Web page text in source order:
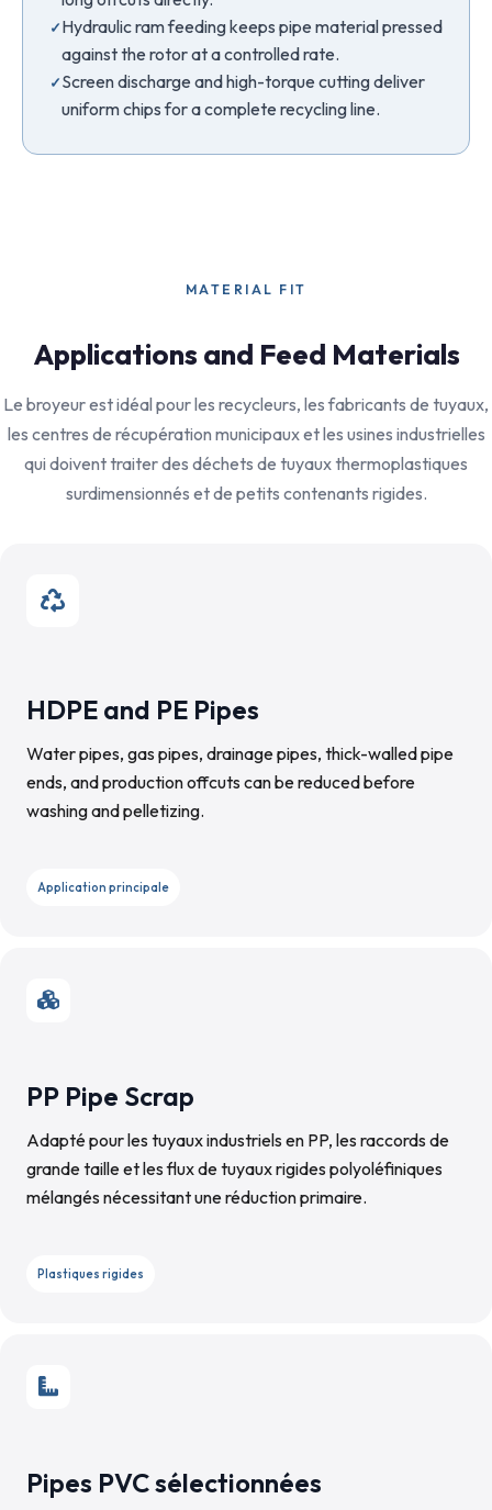
Hydraulic ram feeding keeps pipe material pressed
against the rotor at a controlled rate.
Screen discharge and high-torque cutting deliver
uniform chips for a complete recycling line.
MATERIAL FIT
Applications and Feed Materials
Le broyeur est idéal pour les recycleurs, les fabricants de tuyaux,
les centres de récupération municipaux et les usines industrielles
qui doivent traiter des déchets de tuyaux thermoplastiques
surdimensionnés et de petits contenants rigides.
HDPE and PE Pipes
Water pipes, gas pipes, drainage pipes, thick-walled pipe
ends, and production offcuts can be reduced before
washing and pelletizing.
Application principale
PP Pipe Scrap
Adapté pour les tuyaux industriels en PP, les raccords de
grande taille et les flux de tuyaux rigides polyoléfiniques
mélangés nécessitant une réduction primaire.
Plastiques rigides
Pipes PVC sélectionnées